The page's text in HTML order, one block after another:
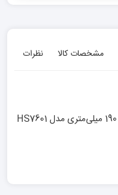
مشخصات کالا نظرات
اطلاعات کامل در مورد اره گرد بر ماکیتا 190 میلی‌متری مدل HS7601